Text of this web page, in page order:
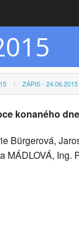
ZÁPIS - 24.06.2015
konaného
Bürgerová,
MÁDLOVÁ, Ing.